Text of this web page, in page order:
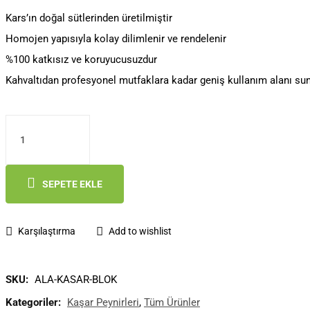
fiyat:
₺599.90.
andaki
fiyat:
₺559.90.
Kars’ın doğal sütlerinden üretilmiştir
Homojen yapısıyla kolay dilimlenir ve rendelenir
%100 katkısız ve koruyucusuzdur
Kahvaltıdan profesyonel mutfaklara kadar geniş kullanım alanı
Kaşar
Peyniri
(1KG)
adet
SEPETE EKLE
Karşılaştırma Add to wishlist
SKU: ALA-KASAR-BLOK
Kategoriler: Kaşar Peynirleri, Tüm Ürünler